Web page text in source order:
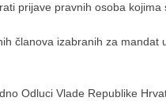
prijave pravnih osoba
članova izabranih za
Odluci Vlade Republike